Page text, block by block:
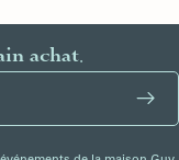
achat.